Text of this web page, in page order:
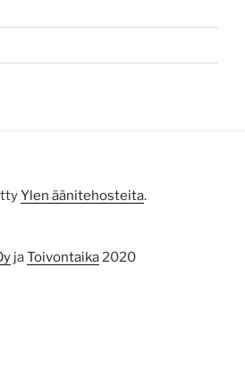
Ylen äänitehosteita.
jaToivontaika2020